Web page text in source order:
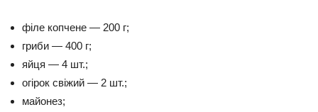
філе копчене — 200 г;
гриби — 400 г;
яйця — 4 шт.;
огірок свіжий — 2 шт.;
майонез;